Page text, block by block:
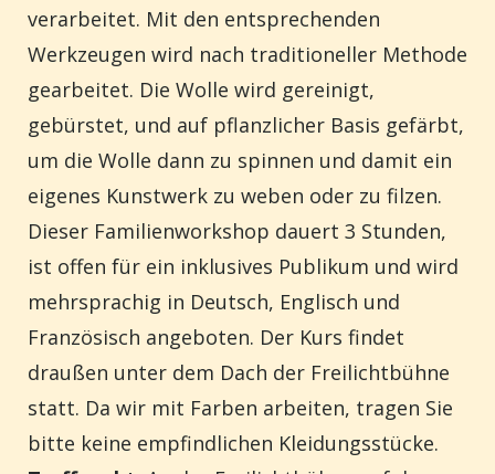
inzwischen deutlich andere Akzente setzen, bleibt
das Ambiente weiterhin ländlich geprägt. Davon
zeugen neben zahlreich aufgestellten
landwirtschaftlichen Gerätschaffen vor allem auch
die insgesamt bis zu 50 Tiere auf der Anlage. Die
Kulturstiftung Schloss Britz betreibt in
Zusammenarbeit mit der U.S.E. eine Tierhaltung mit
historischen Nutztierrassen. Hier können
Stadtkinder mit Nutztieren in Kontakt kommen und
viel über die artgerechte Haltung lernen, die sich in
Massentierhaltung unterscheidet. Das ehemalige
Gutsverwalterhaus am Haupteingang zur
Gutshofanlage wird seit 2008 von der Musikschule
Paul Hindemith Neukölln genutzt und hat hier einen
Schwerpunkt auf frühkindlicher musikalischer
Förderung. Bis zu 50 Lehrende unterrichten hier bis
verarbeitet. Mit den entsprechenden
Werkzeugen wird nach traditioneller Methode
gearbeitet. Die Wolle wird gereinigt,
gebürstet, und auf pflanzlicher Basis gefärbt,
um die Wolle dann zu spinnen und damit ein
eigenes Kunstwerk zu weben oder zu filzen.
Dieser Familienworkshop dauert 3 Stunden,
ist offen für ein inklusives Publikum und wird
mehrsprachig in Deutsch, Englisch und
Französisch angeboten. Der Kurs findet
draußen unter dem Dach der Freilichtbühne
statt. Da wir mit Farben arbeiten, tragen Sie
bitte keine empfindlichen Kleidungsstücke.